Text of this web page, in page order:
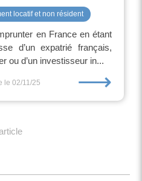
locatif et non résident
en France en étant
d’un expatrié français,
ou d’un investisseur in...
le 02/11/25 ⟶